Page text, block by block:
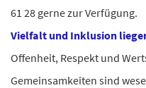
61 28 gerne zur Verfügung.
Vielfalt und Inklusion
Offenheit, Respekt und
Gemeinsamkeiten sind